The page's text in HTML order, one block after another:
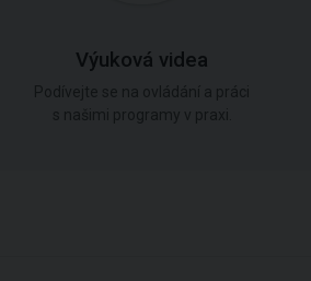
Výuková videa